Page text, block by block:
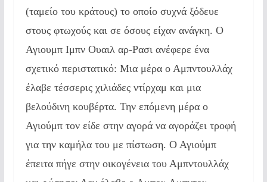
(ταμείο του κράτους) το οποίο συχνά ξόδευε
στους φτωχούς και σε όσους είχαν ανάγκη. Ο
Αγιουμπ Ιμπν Ουαιλ αρ-Ρασι ανέφερε ένα
σχετικό περιστατικό: Μια μέρα ο Αμπντουλλάχ
έλαβε τέσσερις χιλιάδες ντίρχαμ και μια
βελούδινη κουβέρτα. Την επόμενη μέρα ο
Αγιούμπ τον είδε στην αγορά να αγοράζει τροφή
για την καμήλα του με πίστωση. Ο Αγιούμπ
έπειτα πήγε στην οικογένεια του Αμπντουλλάχ